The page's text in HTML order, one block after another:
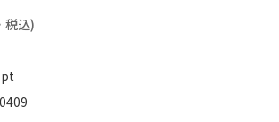
税込)